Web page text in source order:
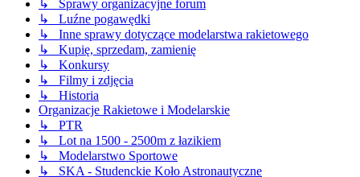
↳ Sprawy organizacyjne forum
↳ Luźne pogawędki
↳ Inne sprawy dotyczące modelarstwa rakietowego
↳ Kupię, sprzedam, zamienię
↳ Konkursy
↳ Filmy i zdjęcia
↳ Historia
Organizacje Rakietowe i Modelarskie
↳ PTR
↳ Lot na 1500 - 2500m z łazikiem
↳ Modelarstwo Sportowe
↳ SKA - Studenckie Koło Astronautyczne